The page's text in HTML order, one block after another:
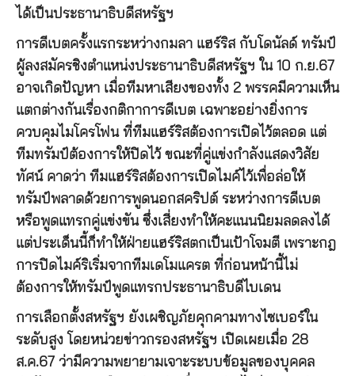
ได้เป็นประธานาธิบดีสหรัฐฯ
การดีเบตครั้งแรกระหว่างกมลา แฮร์ริส กับโดนัลด์ ทรัมป์
ผู้ลงสมัครชิงตำแหน่งประธานาธิบดีสหรัฐฯ ใน 10 ก.ย.67
อาจเกิดปัญหา เมื่อทีมหาเสียงของทั้ง 2 พรรคมีความเห็น
แตกต่างกันเรื่องกติกาการดีเบต เฉพาะอย่างยิ่งการ
ควบคุมไมโครโฟน ที่ทีมแฮร์ริสต้องการเปิดไว้ตลอด แต่
ทีมทรัมป์ต้องการให้ปิดไว้ ขณะที่คู่แข่งกำลังแสดงวิสัย
ทัศน์ คาดว่า ทีมแฮร์ริสต้องการเปิดไมค์ไว้เพื่อล่อให้
ทรัมป์พลาดด้วยการพูดนอกสคริปต์ ระหว่างการดีเบต
หรือพูดแทรกคู่แข่งขัน ซึ่งเสี่ยงทำให้คะแนนนิยมลดลงได้
แต่ประเด็นนี้ก็ทำให้ฝ่ายแฮร์ริสตกเป็นเป้าโจมตี เพราะกฎ
การปิดไมค์ริเริ่มจากทีมเดโมแครต ที่ก่อนหน้านี้ไม่
ต้องการให้ทรัมป์พูดแทรกประธานาธิบดีไบเดน
การเลือกตั้งสหรัฐฯ ยังเผชิญภัยคุกคามทางไซเบอร์ใน
ระดับสูง โดยหน่วยข่าวกรองสหรัฐฯ เปิดเผยเมื่อ 28
ส.ค.67 ว่ามีความพยายามเจาะระบบข้อมูลของบุคคล